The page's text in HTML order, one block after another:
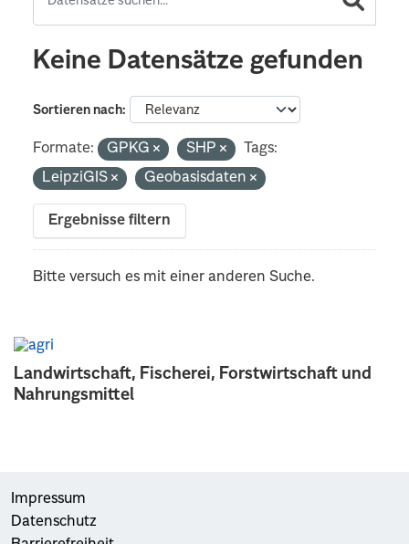
Landwirtschaft, Fischerei, Forstwirtschaft und
Nahrungsmittel
Keine Datensätze gefunden
Sortieren nach
Formate: GPKG SHP
Tags:
LeipziGIS
Geobasisdaten
Ergebnisse filtern
Bitte versuch es mit einer anderen Suche.
Impressum
Datenschutz